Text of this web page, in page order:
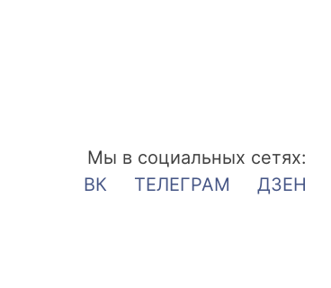
Мы в социальных сетях:
ВК
ТЕЛЕГРАМ ДЗЕН